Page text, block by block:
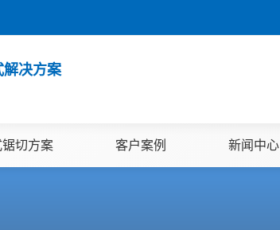
解决方案
切方案 客户案例 新闻中心